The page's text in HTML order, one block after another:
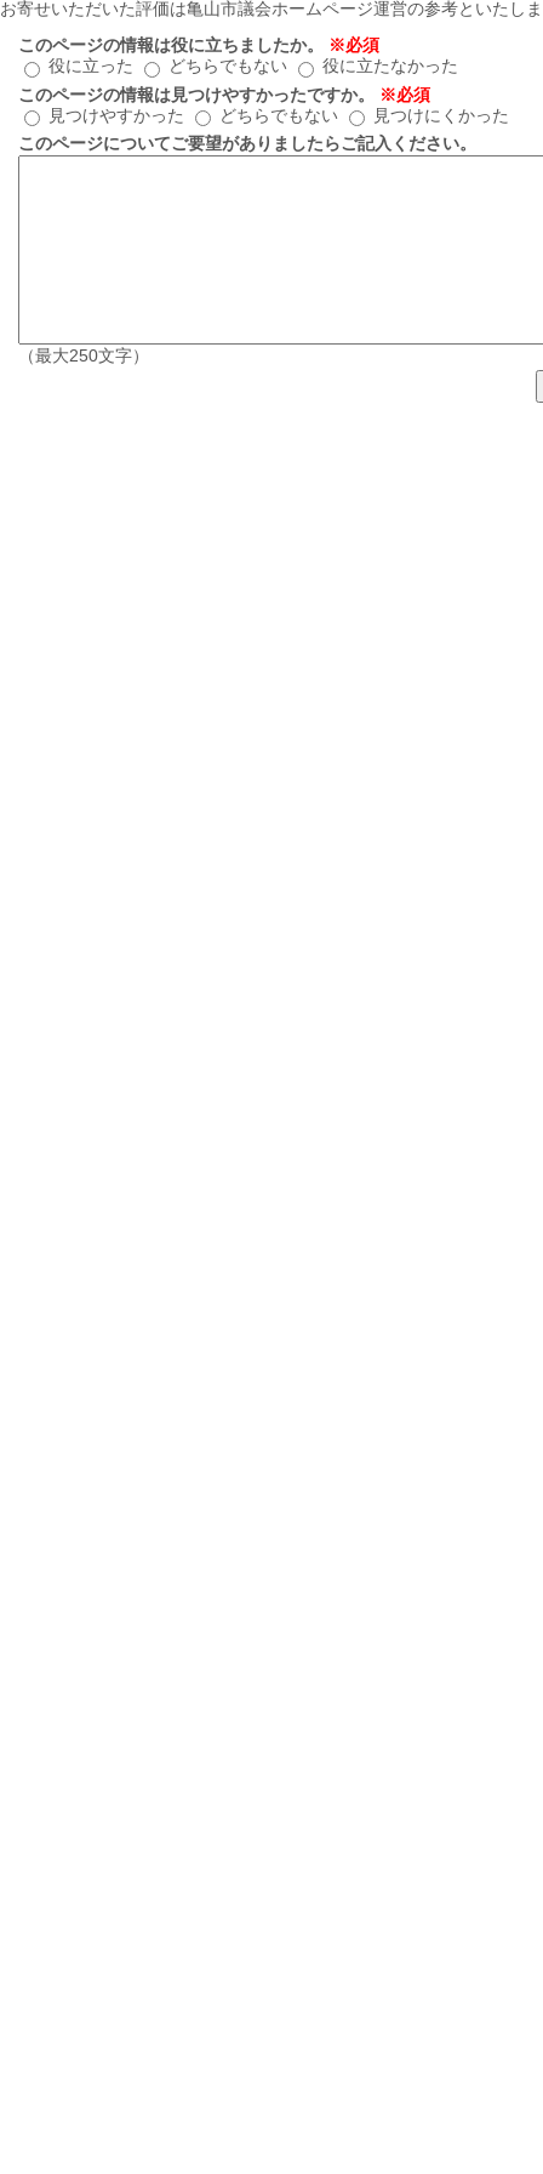
お寄せいただいた評価は亀山市議会ホームページ運営の参考といたし
このページの情報は役に立ちましたか。
※必須
役に立った
どちらでもない
役に立たなかった
このページの情報は見つけやすかったですか。
※必須
見つけやすかった
どちらでもない
見つけにくかった
このページについてご要望がありましたらご記入ください。
（最大250文字）